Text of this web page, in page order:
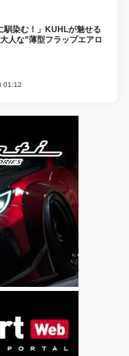
馴染む！」KUHLが魅せる
人な”薄型フラップエアロ
01:12